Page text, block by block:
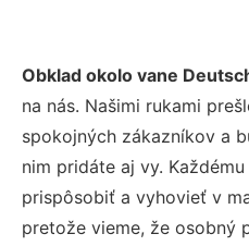
Obklad okolo vane
na nás. Našimi rukami
spokojných zákazníkov a
nim pridáte aj vy.
prispôsobiť a vyhovieť v
pretože vieme, že osobný